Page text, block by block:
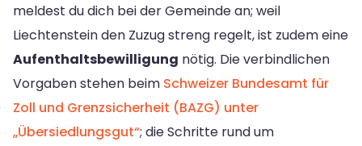
meldest du dich bei der Gemeinde an; weil
Liechtenstein den Zuzug streng regelt, ist zudem eine
Aufenthaltsbewilligung nötig. Die verbindlichen
Vorgaben stehen beim Schweizer Bundesamt für
Zoll und Grenzsicherheit (BAZG) unter
„Übersiedlungsgut“; die Schritte rund um